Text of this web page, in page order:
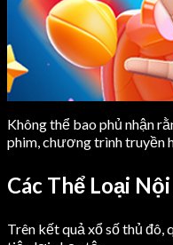
Không thể bao phủ nhận
phim, chương trình truyền
Các Thể Loại
Trên kết quả xổ số thủ đô,